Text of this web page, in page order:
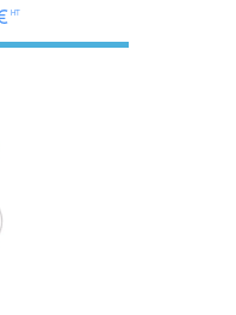
HT